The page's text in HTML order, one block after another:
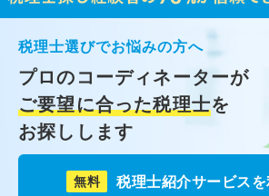
税理士選びでお悩みの方へ
プロのコーディネーターが
ご要望に合った税理士を
お探しします
無料 税理士紹介サービス